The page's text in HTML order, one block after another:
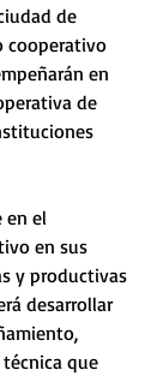
de
cooperativo
en
de
en el
en sus
y productivas
desarrollar
que